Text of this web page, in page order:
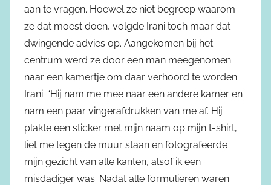
aan te vragen. Hoewel ze niet begreep waarom
ze dat moest doen, volgde Irani toch maar dat
dwingende advies op. Aangekomen bij het
centrum werd ze door een man meegenomen
naar een kamertje om daar verhoord te worden.
Irani: “Hij nam me mee naar een andere kamer en
nam een paar vingerafdrukken van me af. Hij
plakte een sticker met mijn naam op mijn t-shirt,
liet me tegen de muur staan en fotografeerde
mijn gezicht van alle kanten, alsof ik een
misdadiger was. Nadat alle formulieren waren